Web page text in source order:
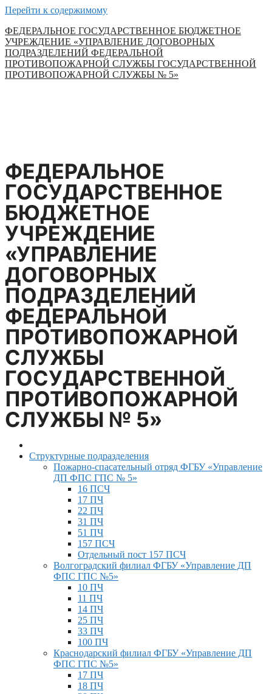
Перейти к содержимому
ФЕДЕРАЛЬНОЕ ГОСУДАРСТВЕННОЕ БЮДЖЕТНОЕ
УЧРЕЖДЕНИЕ «УПРАВЛЕНИЕ ДОГОВОРНЫХ
ПОДРАЗДЕЛЕНИЙ ФЕДЕРАЛЬНОЙ
ПРОТИВОПОЖАРНОЙ СЛУЖБЫ ГОСУДАРСТВЕННОЙ
ПРОТИВОПОЖАРНОЙ СЛУЖБЫ № 5»
ФЕДЕРАЛЬНОЕ
ГОСУДАРСТВЕННОЕ
БЮДЖЕТНОЕ
УЧРЕЖДЕНИЕ
«УПРАВЛЕНИЕ
ДОГОВОРНЫХ
ПОДРАЗДЕЛЕНИЙ
ФЕДЕРАЛЬНОЙ
ПРОТИВОПОЖАРНОЙ
СЛУЖБЫ
ГОСУДАРСТВЕННОЙ
ПРОТИВОПОЖАРНОЙ
СЛУЖБЫ № 5»
Структурные подразделения
Пожарно-спасательный отряд ФГБУ «Управление
ДП ФПС ГПС № 5»
16 ПСЧ
17 ПЧ
22 ПЧ
31 ПЧ
51 ПЧ
157 ПСЧ
Отдельный пост 157 ПСЧ
Волгоградский филиал ФГБУ «Управление ДП
ФПС ГПС №5»
10 ПЧ
11 ПЧ
14 ПЧ
25 ПЧ
33 ПЧ
100 ПЧ
Краснодарский филиал ФГБУ «Управление ДП
ФПС ГПС №5»
17 ПЧ
18 ПЧ